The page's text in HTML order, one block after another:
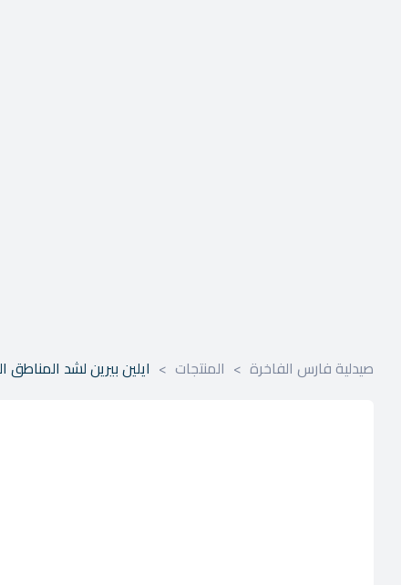
صيدلية فارس الفاخرة > المنتجات > ايلين بيرين لشد المناطق